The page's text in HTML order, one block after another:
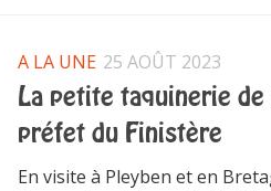
A LA UNE 25 AOÛT 2023
La petite taquinerie de
préfet du Finistère
En visite à Pleyben et en